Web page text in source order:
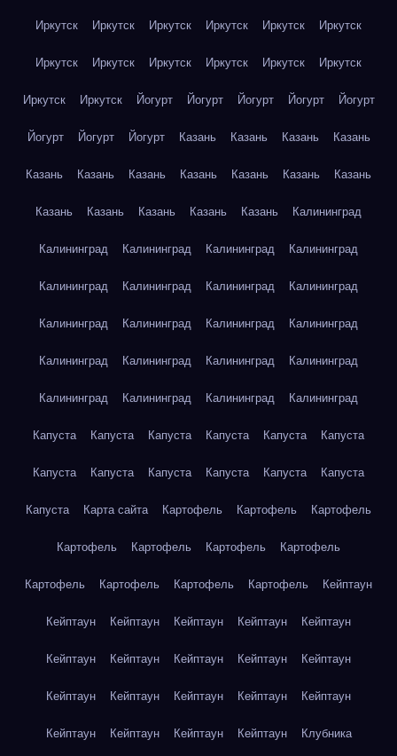
Иркутск Иркутск Иркутск Иркутск Иркутск Иркутск
Иркутск Иркутск Иркутск Иркутск Иркутск Иркутск
Иркутск Иркутск Йогурт Йогурт Йогурт Йогурт Йогурт
Йогурт Йогурт Йогурт Казань Казань Казань Казань
Казань Казань Казань Казань Казань Казань Казань
Казань Казань Казань Казань Казань Калининград
Калининград Калининград Калининград Калининград
Калининград Калининград Калининград Калининград
Калининград Калининград Калининград Калининград
Калининград Калининград Калининград Калининград
Калининград Калининград Калининград Калининград
Капуста Капуста Капуста Капуста Капуста Капуста
Капуста Капуста Капуста Капуста Капуста Капуста
Капуста Карта сайта Картофель Картофель Картофель
Картофель Картофель Картофель Картофель
Картофель Картофель Картофель Картофель Кейптаун
Кейптаун Кейптаун Кейптаун Кейптаун Кейптаун
Кейптаун Кейптаун Кейптаун Кейптаун Кейптаун
Кейптаун Кейптаун Кейптаун Кейптаун Кейптаун
Кейптаун Кейптаун Кейптаун Кейптаун Клубника